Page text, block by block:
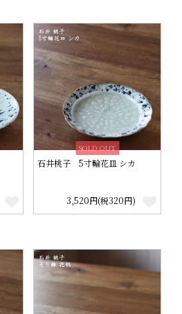
SOLD OUT
石井桃子 5寸輪花皿 シカ
3,520円(税320円)